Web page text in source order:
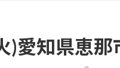
)愛知県恵那